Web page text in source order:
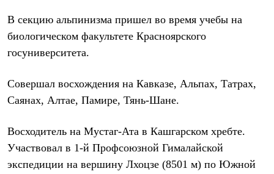
Куртки
Брюки
Термобелье
Среднее термобелье
Лёгкая одежда
Рубашки
Толстовки
Брюки
Шорты
В секцию альпинизма пришел во время учебы на
биологическом факультете Красноярского
госуниверситета.
Совершал восхождения на Кавказе, Альпах, Татрах,
Саянах, Алтае, Памире, Тянь-Шане.
Восходитель на Мустаг-Ата в Кашгарском хребте.
Участвовал в 1-й Профсоюзной Гималайской
экспедиции на вершину Лхоцзе (8501 м) по Южной